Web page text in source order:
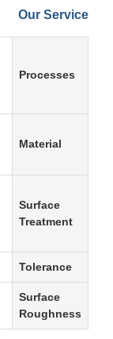
Our Service
Processes
Material
Surface
Treatment
Tolerance
Surface
Roughness